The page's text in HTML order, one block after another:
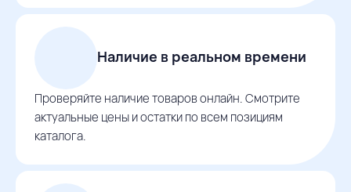
Наличие в реальном времени
Проверяйте наличие товаров онлайн. Смотрите
актуальные цены и остатки по всем позициям
каталога.